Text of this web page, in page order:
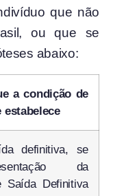
que não
ou que se
abaixo:
a condição de
estabelece
definitiva, se
da
Saída Definitiva